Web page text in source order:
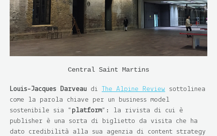
Central Saint Martins
Louis-Jacques Darveau di The Alpine Review sottolinea
come la parola chiave per un business model
sostenibile sia “ platform“: la rivista di cui è
publisher è una sorta di biglietto da visita che ha
dato credibilità alla sua agenzia di content strategy